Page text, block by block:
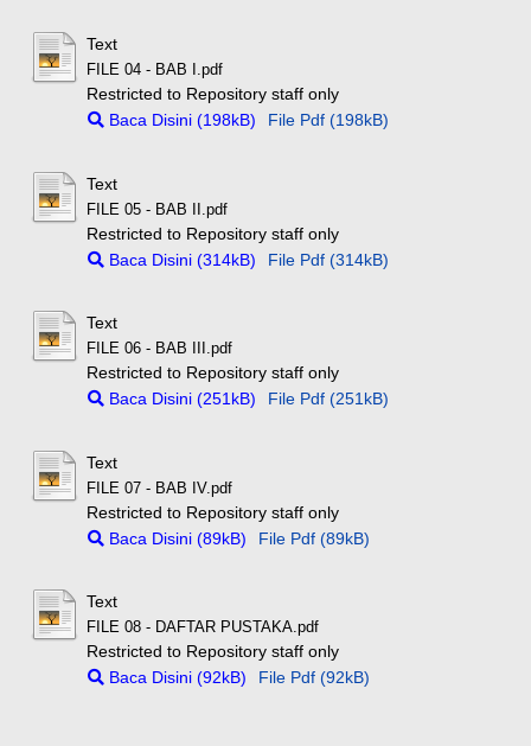
Text
FILE 04 - BAB I.pdf
Restricted to Repository staff only
Baca Disini (198kB)
File Pdf (198kB)
Text
FILE 05 - BAB II.pdf
Restricted to Repository staff only
Baca Disini (314kB)
File Pdf (314kB)
Text
FILE 06 - BAB III.pdf
Restricted to Repository staff only
Baca Disini (251kB)
File Pdf (251kB)
Text
FILE 07 - BAB IV.pdf
Restricted to Repository staff only
Baca Disini (89kB)
File Pdf (89kB)
Text
FILE 08 - DAFTAR PUSTAKA.pdf
Restricted to Repository staff only
Baca Disini (92kB)
File Pdf (92kB)